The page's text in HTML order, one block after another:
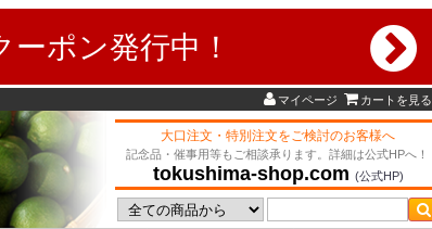
ポン発行中！
マイページ カートを見る
大口注文・特別注文をご検討のお客様へ
記念品・催事用等もご相談承ります。詳細は公式HPへ！
tokushima-shop.com (公式HP)